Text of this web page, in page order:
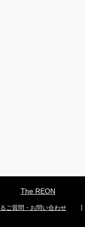
The REON
ご質問・お問い合わせ